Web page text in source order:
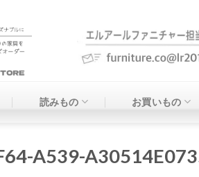
読みもの お買いもの
A539-